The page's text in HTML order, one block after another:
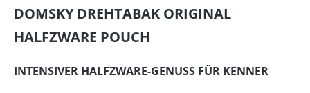
DOMSKY DREHTABAK ORIGINAL
HALFZWARE POUCH
INTENSIVER HALFZWARE-GENUSS FÜR KENNER